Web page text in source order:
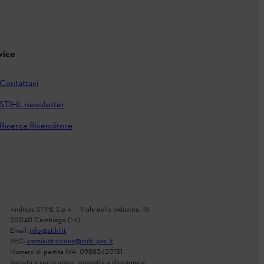
Contattaci
STIHL newsletter
Ricerca Rivenditore
Andreas STIHL S.p.A. - Viale delle Industrie, 15
20040 Cambiago (MI)
Email: info@stihl.it
PEC:amministrazione@stihl-pec.it
Numero di partita IVA: 09883420151.